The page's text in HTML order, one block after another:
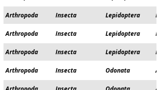
Arthropoda Insecta Lepidoptera
Arthropoda Insecta Lepidoptera
Arthropoda Insecta Lepidoptera
Arthropoda Insecta Odonata